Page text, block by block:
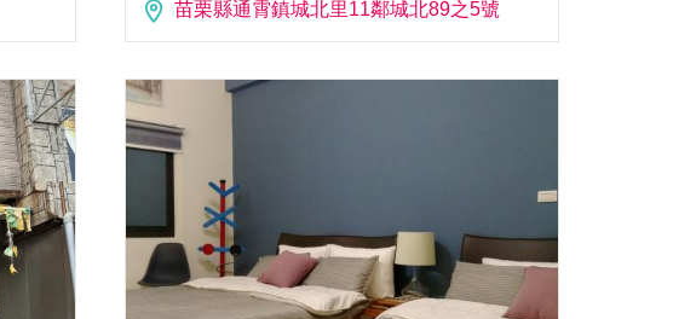
苗栗縣通霄鎮城北里11鄰城北89之5號